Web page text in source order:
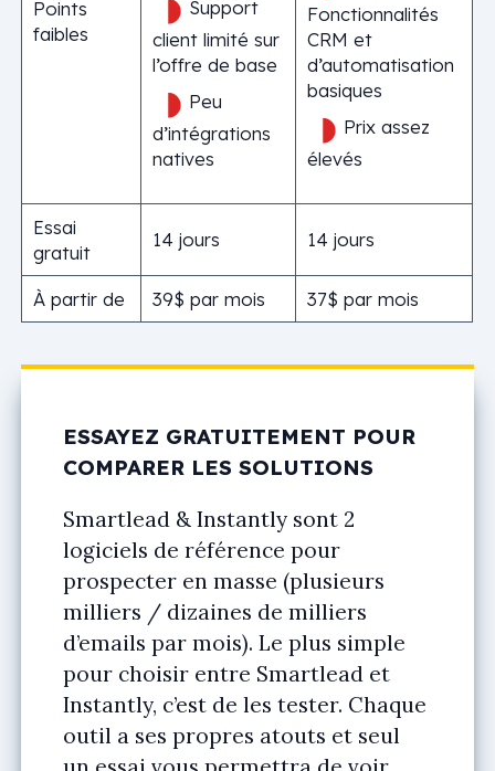
Points
faibles
Support
client limité sur
l’offre de base
Peu
d’intégrations
natives
Fonctionnalités
CRM et
d’automatisation
basiques
Prix assez
élevés
Essai
gratuit
14 jours 14 jours
À partir de 39$ par mois 37$ par mois
ESSAYEZ GRATUITEMENT POUR
COMPARER LES SOLUTIONS
Smartlead & Instantly sont 2
logiciels de référence pour
prospecter en masse (plusieurs
milliers / dizaines de milliers
d’emails par mois). Le plus simple
pour choisir entre Smartlead et
Instantly, c’est de les tester. Chaque
outil a ses propres atouts et seul